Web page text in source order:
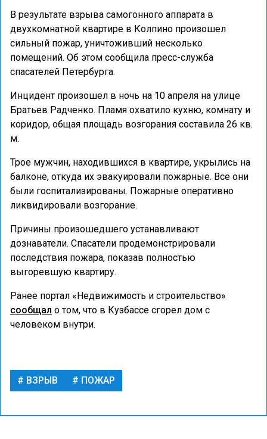
В результате взрыва самогонного аппарата в
двухкомнатной квартире в Колпино произошел
сильный пожар, уничтоживший несколько
помещений. Об этом сообщила пресс-служба
спасателей Петербурга.
Инцидент произошел в ночь на 10 апреля на улице
Братьев Радченко. Пламя охватило кухню, комнату и
коридор, общая площадь возгорания составила 26 кв.
м.
Трое мужчин, находившихся в квартире, укрылись на
балконе, откуда их эвакуировали пожарные. Все они
были госпитализированы. Пожарные оперативно
ликвидировали возгорание.
Причины произошедшего устанавливают
дознаватели. Спасатели продемонстрировали
последствия пожара, показав полностью
выгоревшую квартиру.
Ранее портал «Недвижимость и строительство»
сообщал о том, что в Кузбассе сгорел дом с
человеком внутри.
ВЗРЫВ ПОЖАР